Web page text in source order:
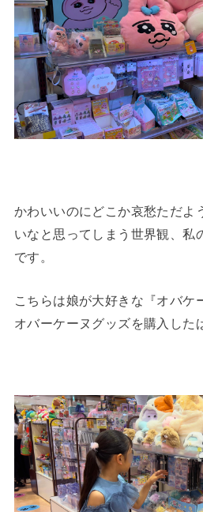
かわいいのにどこか哀愁ただよ
いなと思ってしまう世界観、私
です。
こちらは娘が大好きな『オバケ
オバーケーヌグッズを購入した